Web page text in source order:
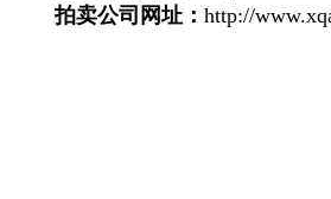
拍卖公司网址： http://